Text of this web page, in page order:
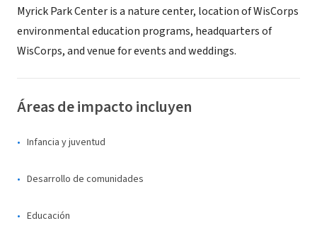
Myrick Park Center is a nature center, location of WisCorps
environmental education programs, headquarters of
WisCorps, and venue for events and weddings.
Áreas de impacto incluyen
Infancia y juventud
Desarrollo de comunidades
Educación